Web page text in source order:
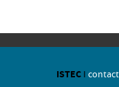
ISTEC I